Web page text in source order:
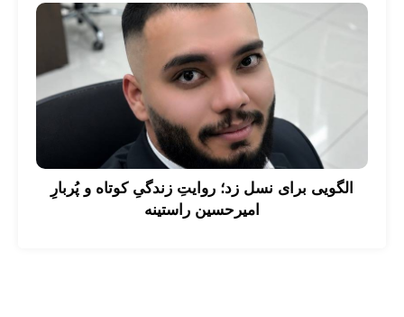
الگویی برای نسل زد؛ روایتِ زندگیِ کوتاه و پُربارِ
امیرحسین راستینه